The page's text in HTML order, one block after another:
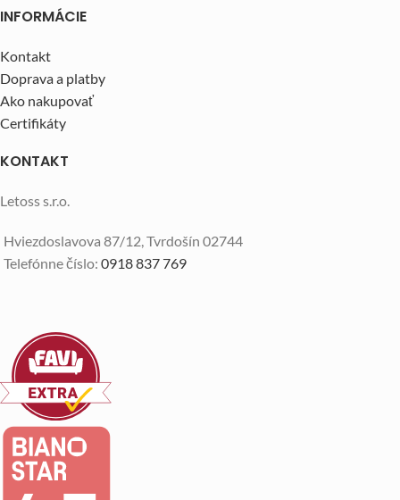
INFORMÁCIE
Kontakt
Doprava a platby
Ako nakupovať
Certifikáty
KONTAKT
Letoss s.r.o.
Hviezdoslavova 87/12, Tvrdošín 02744
Telefónne číslo: 0918 837 769